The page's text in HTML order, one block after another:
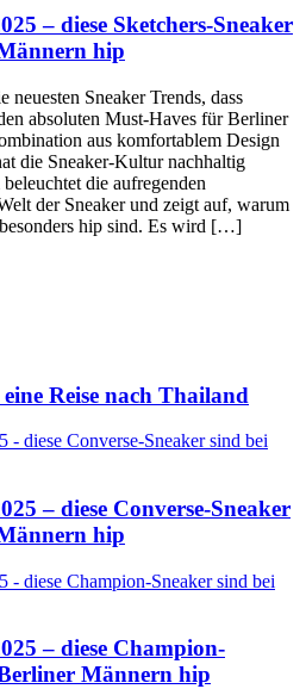
– diese Sketchers-Sneaker
hip
neuesten Sneaker Trends, dass
absoluten Must-Haves für Berliner
aus komfortablem Design
die Sneaker-Kultur nachhaltig
die aufregenden
der Sneaker und zeigt auf, warum
hip sind. Es wird […]
Reise nach Thailand
– diese Converse-Sneaker
hip
– diese Champion-
Männern hip